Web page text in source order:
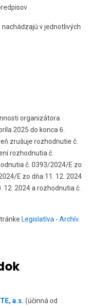
v jednotlivých
organizátora
2025 do konca 6.
zrušuje rozhodnutie č.
rozhodnutia č.
č. 0393/2024/E zo
E zo dňa 11. 12. 2024
2024 a rozhodnutia č.
Legislatíva - Archív.
a.s. (účinná od